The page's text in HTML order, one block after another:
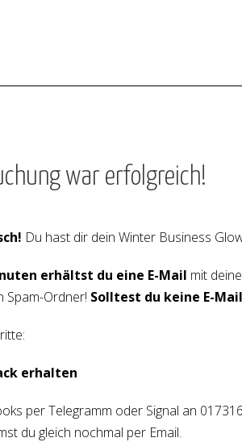
war erfolgreich!
Du hast dir dein Winter Business
erhältst du eine E-Mail mit
Spam-Ordner! Solltest du keine E-
erhalten
per Telegramm oder Signal an
du gleich nochmal per Email.